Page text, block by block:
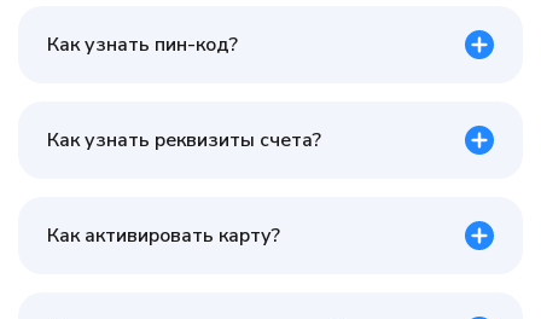
Как узнать пин-код?
Как узнать реквизиты счета?
Как активировать карту?